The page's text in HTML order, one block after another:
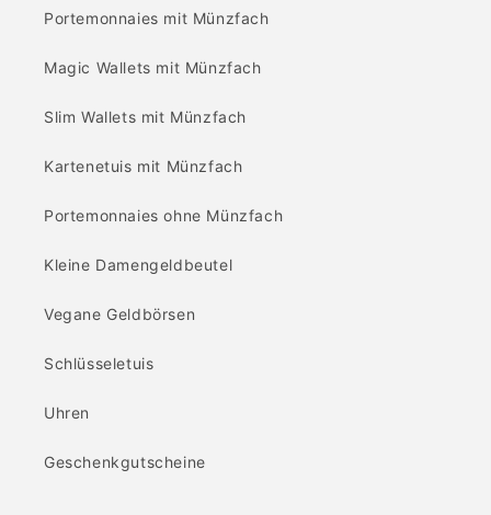
Portemonnaies mit Münzfach
Magic Wallets mit Münzfach
Slim Wallets mit Münzfach
Kartenetuis mit Münzfach
Portemonnaies ohne Münzfach
Kleine Damengeldbeutel
Vegane Geldbörsen
Schlüsseletuis
Uhren
Geschenkgutscheine